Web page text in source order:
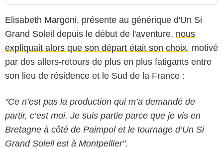
Elisabeth Margoni, présente au générique d'Un Si
Grand Soleil depuis le début de l'aventure, nous
expliquait alors que son départ était son choix, motivé
par des allers-retours de plus en plus fatigants entre
son lieu de résidence et le Sud de la France :
"Ce n’est pas la production qui m’a demandé de
partir, c’est moi. Je suis partie parce que je vis en
Bretagne à côté de Paimpol et le tournage d’Un Si
Grand Soleil est à Montpellier".